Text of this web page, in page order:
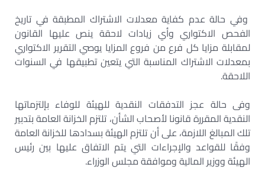
وفي حالة عدم كفاية معدلات الاشتراك المطبقة في تاريخ
الفحص الاكتواري وأي زيادات لاحقة ينص عليها القانون
لمقابلة مزايا كل فرع من فروع المزايا يوصي التقرير الاكتواري
بمعدلات الاشتراك المناسبة التي يتعين تطبيقها في السنوات
اللاحقة.
وفى حالة عجز التدفقات النقدية للهيئة للوفاء بإلتزماتها
النقدية المقررة قانونا لأصحاب الشأن، تلتزم الخزانة العامة بتدبير
تلك المبالغ اللازمة، على أن تلتزم الهيئة بسدادها للخزانة العامة
وفقًا للقواعد والإجراءات التي يتم الاتفاق عليها بين رئيس
الهيئة ووزير المالية وموافقة مجلس الوزراء.